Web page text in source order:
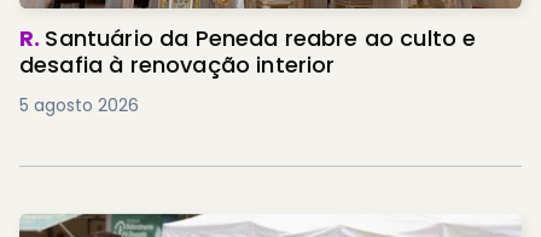
R. Santuário da Peneda reabre ao culto e
desafia à renovação interior
5 agosto 2026